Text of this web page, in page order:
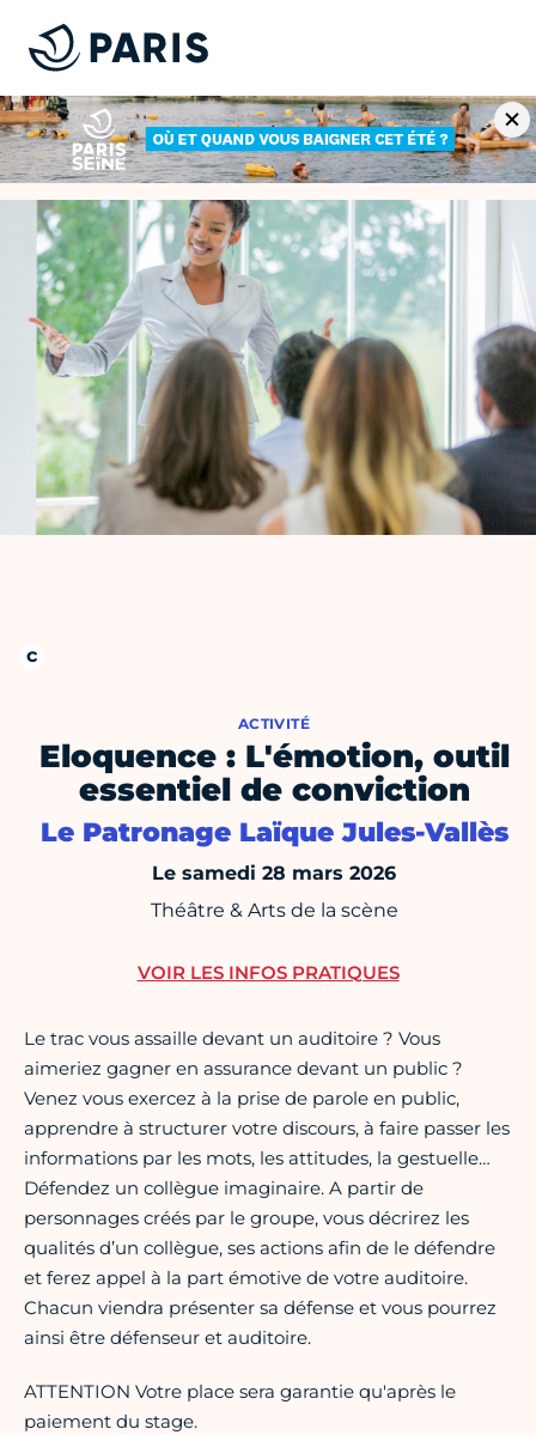
ACTIVITÉ
Eloquence : L'émotion, outil
essentiel de conviction
Le Patronage Laïque Jules-Vallès
Le samedi 28 mars 2026
Théâtre & Arts de la scène
Le trac vous assaille devant un auditoire ? Vous
aimeriez gagner en assurance devant un public ?
Venez vous exercez à la prise de parole en public,
apprendre à structurer votre discours, à faire passer les
informations par les mots, les attitudes, la gestuelle…
Défendez un collègue imaginaire. A partir de
personnages créés par le groupe, vous décrirez les
qualités d’un collègue, ses actions afin de le défendre
et ferez appel à la part émotive de votre auditoire.
Chacun viendra présenter sa défense et vous pourrez
ainsi être défenseur et auditoire.
ATTENTION Votre place sera garantie qu'après le
paiement du stage.
VOIR LES INFOS PRATIQUES